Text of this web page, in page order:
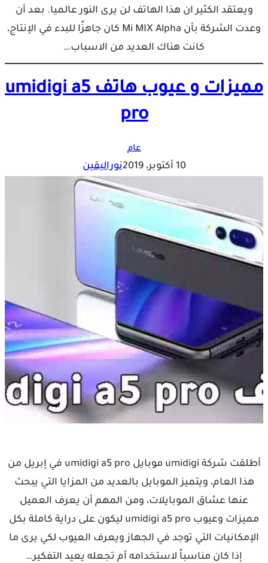
ويعتقد الكثير ان هذا الهاتف لن يرى النور عالميا. بعد أن
وعدت الشركة بأن Mi MIX Alpha كان جاهزًا للبدء في الإنتاج،
كانت هناك العديد من الاسباب…
مميزات و عيوب هاتف umidigi a5
pro
عام
10 أكتوبر، 2019 نوراليقين
أطلقت شركة umidigi موبايل umidigi a5 pro في إبريل من
هذا العام، ويتميز الموبايل بالعديد من المزايا التي يبحث
عنها عشاق الموبايلات، ومن المهم أن يعرف العميل
مميزات وعيوب umidigi a5 pro ليكون على دراية كاملة بكل
الإمكانيات التي توجد في الجهاز ويعرف العيوب لكي يرى ما
إذا كان مناسباً لاستخدامه أم تجعله يعيد التفكير…